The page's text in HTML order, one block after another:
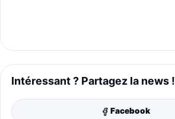
Intéressant ? Partagez la news !
Facebook